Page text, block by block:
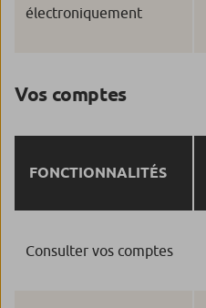
électroniquement
Vos comptes
FONCTIONNALITÉS
Consulter vos comptes